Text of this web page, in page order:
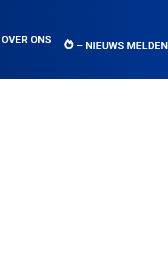
OVER ONS – NIEUWS MELDEN